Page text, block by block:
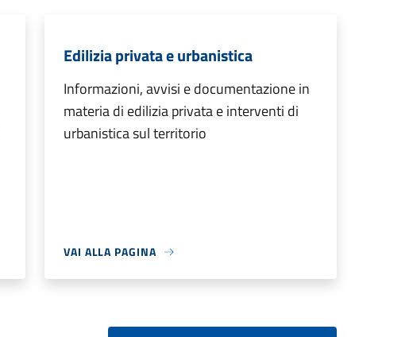
Edilizia privata e urbanistica
Informazioni, avvisi e documentazione in
materia di edilizia privata e interventi di
urbanistica sul territorio
VAI ALLA PAGINA